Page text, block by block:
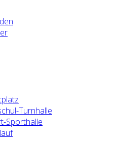
Turnhalle
Sporthalle